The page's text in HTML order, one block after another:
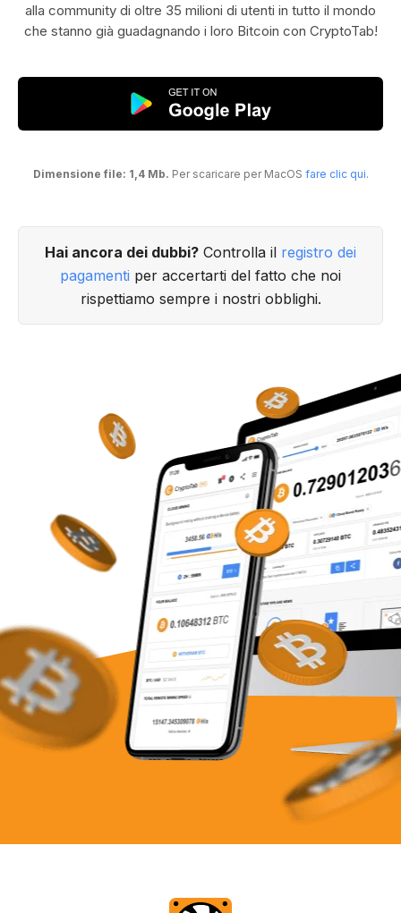
alla community di oltre 35 milioni di utenti in tutto il mondo
che stanno già guadagnando i loro Bitcoin con CryptoTab!
Dimensione file: 1,4 Mb. Per scaricare per MacOS fare clic qui.
Hai ancora dei dubbi? Controlla il registro dei
pagamenti per accertarti del fatto che noi
rispettiamo sempre i nostri obblighi.